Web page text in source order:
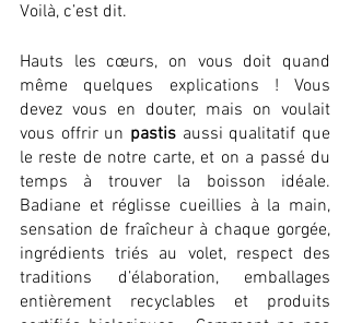
Voilà, c’est dit.
Hauts les cœurs, on vous doit quand
même quelques explications ! Vous
devez vous en douter, mais on voulait
vous offrir un pastis aussi qualitatif que
le reste de notre carte, et on a passé du
temps à trouver la boisson idéale.
Badiane et réglisse cueillies à la main,
sensation de fraîcheur à chaque gorgée,
ingrédients triés au volet, respect des
traditions d’élaboration, emballages
entièrement recyclables et produits